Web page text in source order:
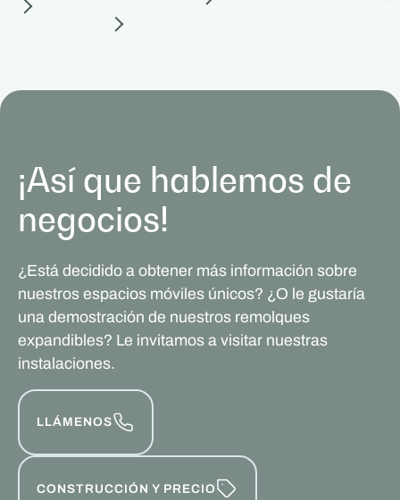
¡Así que hablemos de
negocios!
¿Está decidido a obtener más información sobre
nuestros espacios móviles únicos? ¿O le gustaría
una demostración de nuestros remolques
expandibles? Le invitamos a visitar nuestras
instalaciones.
LLÁMENOS
CONSTRUCCIÓN Y PRECIO